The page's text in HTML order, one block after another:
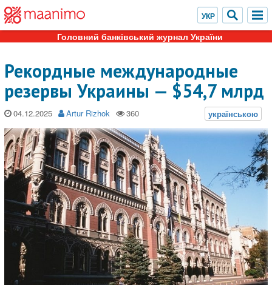
Головний банківський журнал України
Рекордные международные
резервы Украины — $54,7 млрд
04.12.2025 Artur Rizhok